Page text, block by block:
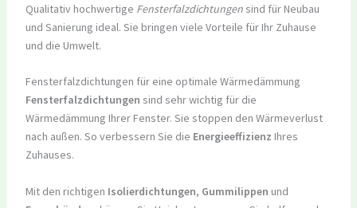
Qualitativ hochwertige Fensterfalzdichtungensind für Neubau
und Sanierung ideal. Sie bringen viele Vorteile für Ihr Zuhause
und die Umwelt.
Fensterfalzdichtungen für eine optimale Wärmedämmung
Fensterfalzdichtungen sind sehr wichtig für die
Wärmedämmung Ihrer Fenster. Sie stoppen den Wärmeverlust
nach außen. So verbessern Sie die Energieeffizienz Ihres
Zuhauses.
Mit den richtigen Isolierdichtungen, Gummilippen und